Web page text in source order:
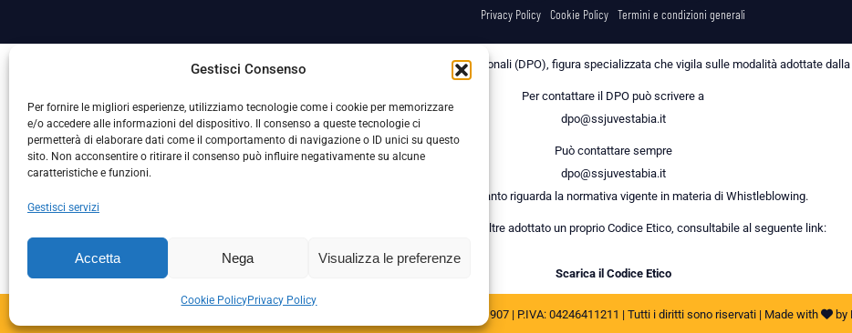
Gestisci Consenso
Per fornire le migliori esperienze, utilizziamo tecnologie come i cookie per memorizzare
e/o accedere alle informazioni del dispositivo. Il consenso a queste tecnologie ci
permetterà di elaborare dati come il comportamento di navigazione o ID unici su questo
sito. Non acconsentire o ritirare il consenso può influire negativamente su alcune
caratteristiche e funzioni.
Gestisci servizi
Accetta Nega Visualizza le preferenze
Cookie PolicyPrivacy Policy
Privacy Policy Cookie Policy Termini e condizioni generali
La Società ha nominato il Responsabile della Protezione dei Dati Personali (DPO), figura specializzata che vigila sulle modalità adottate
Per contattare il DPO può scrivere a
dpo@ssjuvestabia.it
Può contattare sempre
dpo@ssjuvestabia.it
anche per quanto riguarda la normativa vigente in materia di Whistleblowing.
La Società ha inoltre adottato un proprio Codice Etico, consultabile al seguente link:
Scarica il Codice Etico
Copyright © 2024 – S.S. JUVE STABIA 1907 | P.IVA: 04246411211 | Tutti i diritti sono riservati | Made with by